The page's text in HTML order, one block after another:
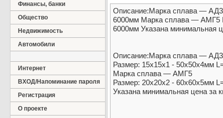
Финансы, банки
Общество
Недвижимость
Автомобили
Интернет
ВХОД/Напоминание пароля
Регистрация
О проекте
Описание:Марка сплава —
6000мм Марка сплава — АМГ5
6000мм Указана минимальная
Описание:Марка сплава —
Размер: 15х15х1 - 50х50х4мм
Марка сплава — АМГ5
Размер: 20х20х2 - 60х60х5мм
Указана минимальная цена за